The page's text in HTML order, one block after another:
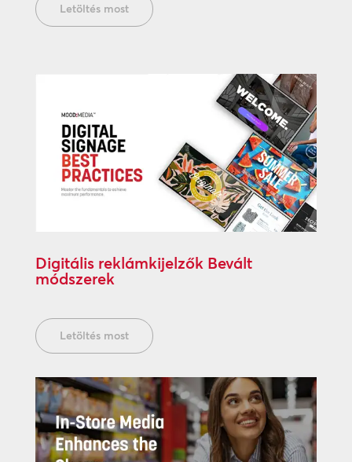
Letöltés most
Digitális reklámkijelzők Bevált
módszerek
Letöltés most